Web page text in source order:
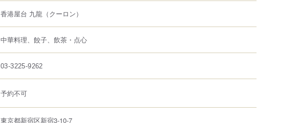
香港屋台 九龍 （クーロン）
中華料理、餃子、飲茶・点心
03-3225-9262
予約不可
東京都新宿区新宿3-10-7